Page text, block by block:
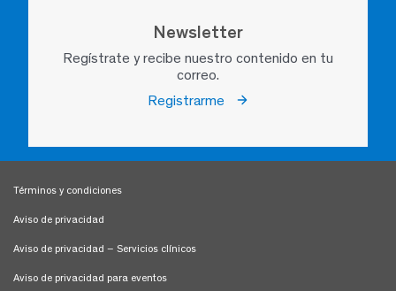
Newsletter
Regístrate y recibe nuestro contenido en tu
correo.
Registrarme
Términos y condiciones
Aviso de privacidad
Aviso de privacidad – Servicios clínicos
Aviso de privacidad para eventos